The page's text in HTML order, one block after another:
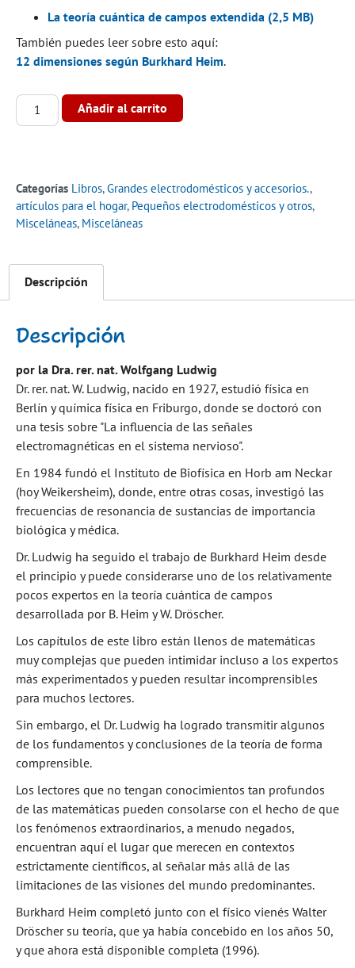
La teoría cuántica de campos extendida (2,5 MB)
También puedes leer sobre esto aquí:
12 dimensiones según Burkhard Heim.
Añadir al carrito
Categorías Libros,Grandes electrodomésticos y accesorios.,
artículos para el hogar, Pequeños electrodomésticos y otros,
Misceláneas, Misceláneas
Descripción
Descripción
por la Dra. rer. nat. Wolfgang Ludwig
Dr. rer. nat. W. Ludwig, nacido en 1927, estudió física en
Berlín y química física en Friburgo, donde se doctoró con
una tesis sobre "La influencia de las señales
electromagnéticas en el sistema nervioso".
En 1984 fundó el Instituto de Biofísica en Horb am Neckar
(hoy Weikersheim), donde, entre otras cosas, investigó las
frecuencias de resonancia de sustancias de importancia
biológica y médica.
Dr. Ludwig ha seguido el trabajo de Burkhard Heim desde
el principio y puede considerarse uno de los relativamente
pocos expertos en la teoría cuántica de campos
desarrollada por B. Heim y W. Dröscher.
Los capítulos de este libro están llenos de matemáticas
muy complejas que pueden intimidar incluso a los expertos
más experimentados y pueden resultar incomprensibles
para muchos lectores.
Sin embargo, el Dr. Ludwig ha logrado transmitir algunos
de los fundamentos y conclusiones de la teoría de forma
comprensible.
Los lectores que no tengan conocimientos tan profundos
de las matemáticas pueden consolarse con el hecho de que
los fenómenos extraordinarios, a menudo negados,
encuentran aquí el lugar que merecen en contextos
estrictamente científicos, al señalar más allá de las
limitaciones de las visiones del mundo predominantes.
Burkhard Heim completó junto con el físico vienés Walter
Dröscher su teoría, que ya había concebido en los años 50,
y que ahora está disponible completa (1996).